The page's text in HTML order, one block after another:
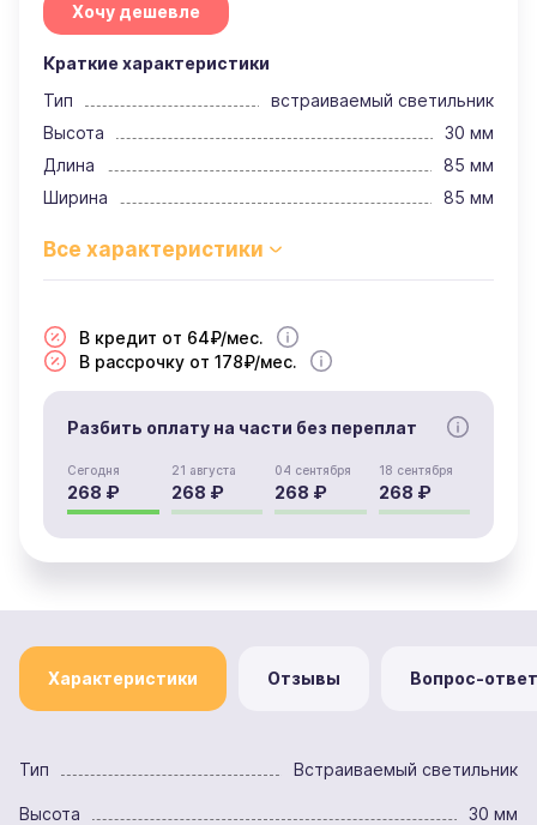
Хочу дешевле
Краткие характеристики
Тип
встраиваемый светильник
Высота
30 мм
Длина
85 мм
Ширина
85 мм
В кредит от 64₽/мес.
В рассрочку от 178₽/мес.
Разбить оплату на части без переплат
Сегодня
268 ₽
21 августа
268 ₽
04 сентября
268 ₽
18 сентября
268 ₽
Характеристики Отзывы Вопрос-ответ
Тип Встраиваемый светильник
Высота 30 мм